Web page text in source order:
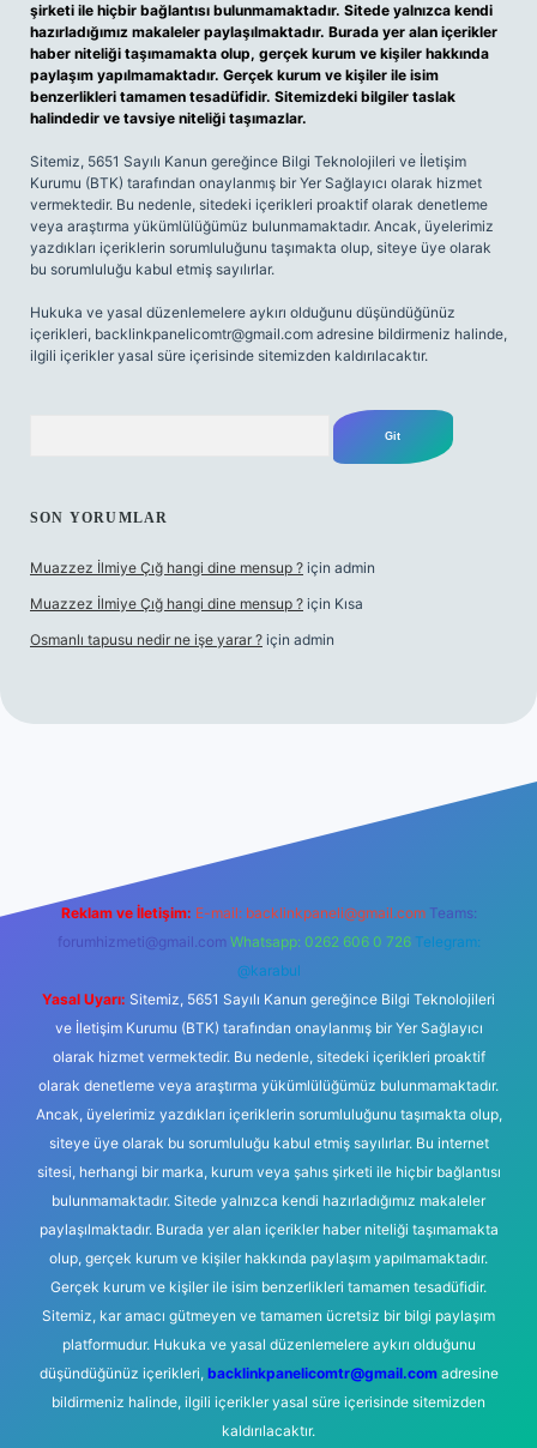
şirketi ile hiçbir bağlantısı bulunmamaktadır. Sitede yalnızca kendi
hazırladığımız makaleler paylaşılmaktadır. Burada yer alan içerikler
haber niteliği taşımamakta olup, gerçek kurum ve kişiler hakkında
paylaşım yapılmamaktadır. Gerçek kurum ve kişiler ile isim
benzerlikleri tamamen tesadüfidir. Sitemizdeki bilgiler taslak
halindedir ve tavsiye niteliği taşımazlar.
Sitemiz, 5651 Sayılı Kanun gereğince Bilgi Teknolojileri ve İletişim
Kurumu (BTK) tarafından onaylanmış bir Yer Sağlayıcı olarak hizmet
vermektedir. Bu nedenle, sitedeki içerikleri proaktif olarak denetleme
veya araştırma yükümlülüğümüz bulunmamaktadır. Ancak, üyelerimiz
yazdıkları içeriklerin sorumluluğunu taşımakta olup, siteye üye olarak
bu sorumluluğu kabul etmiş sayılırlar.
Hukuka ve yasal düzenlemelere aykırı olduğunu düşündüğünüz
içerikleri, backlinkpanelicomtr@gmail.com adresine bildirmeniz halinde,
ilgili içerikler yasal süre içerisinde sitemizden kaldırılacaktır.
SON YORUMLAR
Muazzez İlmiye Çığ hangi dine mensup ? için admin
Muazzez İlmiye Çığ hangi dine mensup ? için Kısa
Osmanlı tapusu nedir ne işe yarar ? için admin
Reklam ve İletişim: E-mail: backlinkpaneli@gmail.com Teams:
forumhizmeti@gmail.com Whatsapp: 0262 606 0 726 Telegram:
@karabul
Yasal Uyarı: Sitemiz, 5651 Sayılı Kanun gereğince Bilgi Teknolojileri
ve İletişim Kurumu (BTK) tarafından onaylanmış bir Yer Sağlayıcı
olarak hizmet vermektedir. Bu nedenle, sitedeki içerikleri proaktif
olarak denetleme veya araştırma yükümlülüğümüz bulunmamaktadır.
Ancak, üyelerimiz yazdıkları içeriklerin sorumluluğunu taşımakta olup,
siteye üye olarak bu sorumluluğu kabul etmiş sayılırlar. Bu internet
sitesi, herhangi bir marka, kurum veya şahıs şirketi ile hiçbir bağlantısı
bulunmamaktadır. Sitede yalnızca kendi hazırladığımız makaleler
paylaşılmaktadır. Burada yer alan içerikler haber niteliği taşımamakta
olup, gerçek kurum ve kişiler hakkında paylaşım yapılmamaktadır.
Gerçek kurum ve kişiler ile isim benzerlikleri tamamen tesadüfidir.
Sitemiz, kar amacı gütmeyen ve tamamen ücretsiz bir bilgi paylaşım
platformudur. Hukuka ve yasal düzenlemelere aykırı olduğunu
düşündüğünüz içerikleri, backlinkpanelicomtr@gmail.comadresine
bildirmeniz halinde, ilgili içerikler yasal süre içerisinde sitemizden
kaldırılacaktır.